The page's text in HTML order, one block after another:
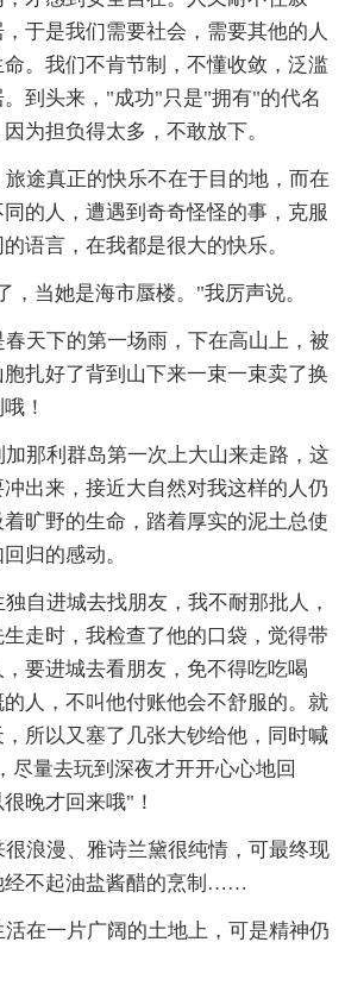
于是我们需要社会，需要其他的人
。我们不肯节制，不懂收敛，泛滥
到头来，"成功"只是"拥有"的代名
为担负得太多，不敢放下。
旅途真正的快乐不在于目的地，而在
的人，遭遇到奇奇怪怪的事，克服
语言，在我都是很大的快乐。
，当她是海市蜃楼。"我厉声说。
春天下的第一场雨，下在高山上，被
扎好了背到山下来一束一束卖了换
！
加那利群岛第一次上大山来走路，这
出来，接近大自然对我这样的人仍
旷野的生命，踏着厚实的泥土总使
归的感动。
自进城去找朋友，我不耐那批人，
走时，我检查了他的口袋，觉得带
要进城去看朋友，免不得吃吃喝
人，不叫他付账他会不舒服的。就
所以又塞了几张大钞给他，同时喊
尽量去玩到深夜才开开心心地回
晚才回来哦"！
很浪漫、雅诗兰黛很纯情，可最终现
经不起油盐酱醋的烹制……
活在一片广阔的土地上，可是精神仍